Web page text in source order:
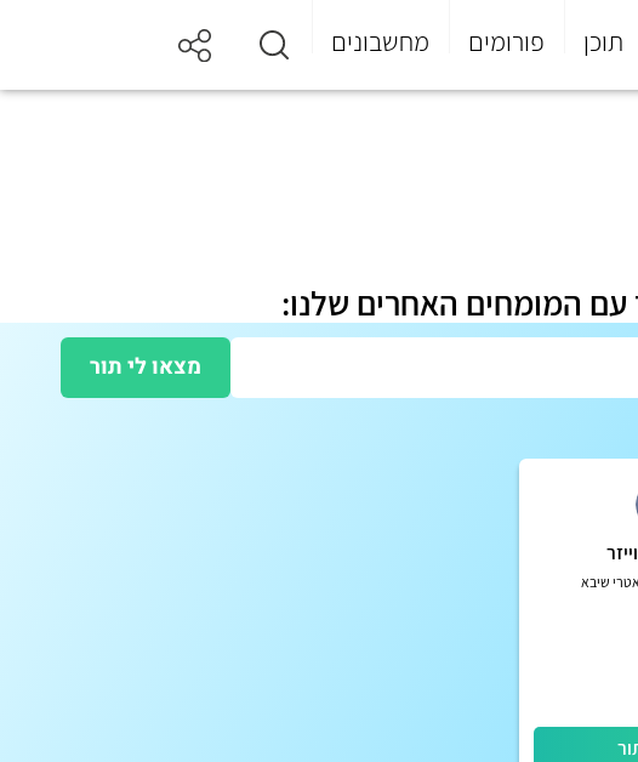
תוכן פורומים מחשבונים
עם המומחים האחרים שלנו:
מצאו לי תור
שיבא